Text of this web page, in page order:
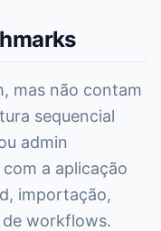
mas não contam
sequencial
admin
a aplicação
importação,
de workflows.